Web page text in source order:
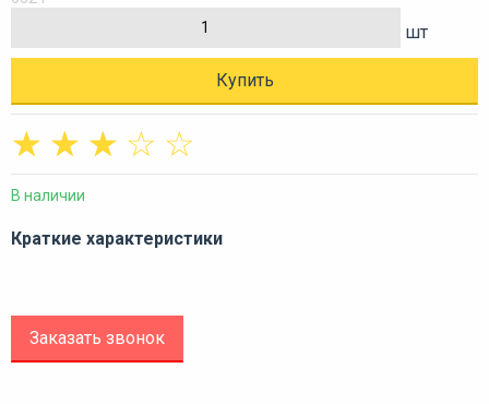
шт
Купить
☆
☆
☆
☆
☆
В наличии
Краткие характеристики
Заказать звонок